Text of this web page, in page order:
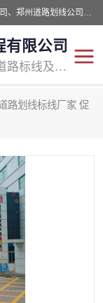
周口中为交通设施工程有限公司是一家洛阳道路划线公司、郑州道路划线公司、平顶山道路车位划线公司、开封车位划线公司、许昌道路车位划线公司、漯河道路车位划线公司，公司始终坚持“诚信、匠心、专注”的宗旨；我们的经营理念是：的服务。
有限公司
专注道路标线施工，专业的道路标线及交通设施施工服务商!
路划线标线厂家 促